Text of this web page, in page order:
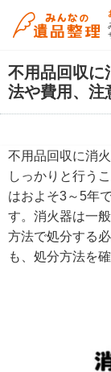
不用品回収に
法や費用、注
不用品回収に消
しっかりと行う
はおよそ3～5年
す。消火器は一
方法で処分する
も、処分方法を